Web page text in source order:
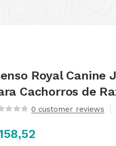
Royal
Cachorros de
0 customer reviews